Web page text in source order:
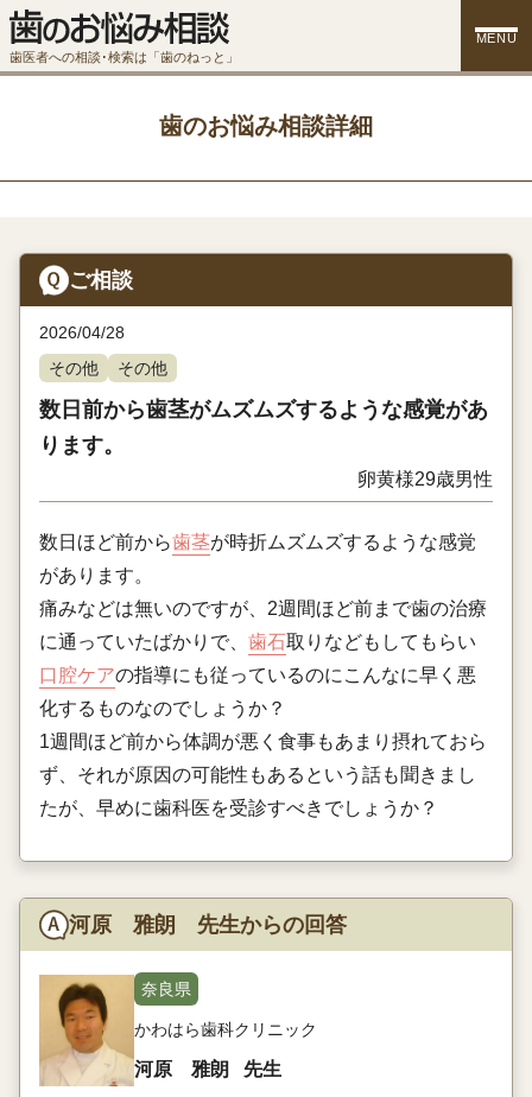
歯医者への相談･検索は「歯のねっと」
MENU
歯のお悩み相談詳細
ご相談
2026/04/28
その他
その他
数日前から歯茎がムズムズするような感覚があ
ります。
卵黄様29歳男性
数日ほど前から歯茎が時折ムズムズするような感覚
があります。
痛みなどは無いのですが、2週間ほど前まで歯の治療
に通っていたばかりで、 歯石取りなどもしてもらい
口腔ケアの指導にも従っているのにこんなに早く悪
化するものなのでしょうか？
1週間ほど前から体調が悪く食事もあまり摂れておら
ず、それが原因の可能性もあるという話も聞きまし
たが、早めに歯科医を受診すべきでしょうか？
河原 雅朗 先生からの回答
奈良県
かわはら歯科クリニック
河原 雅朗 先生